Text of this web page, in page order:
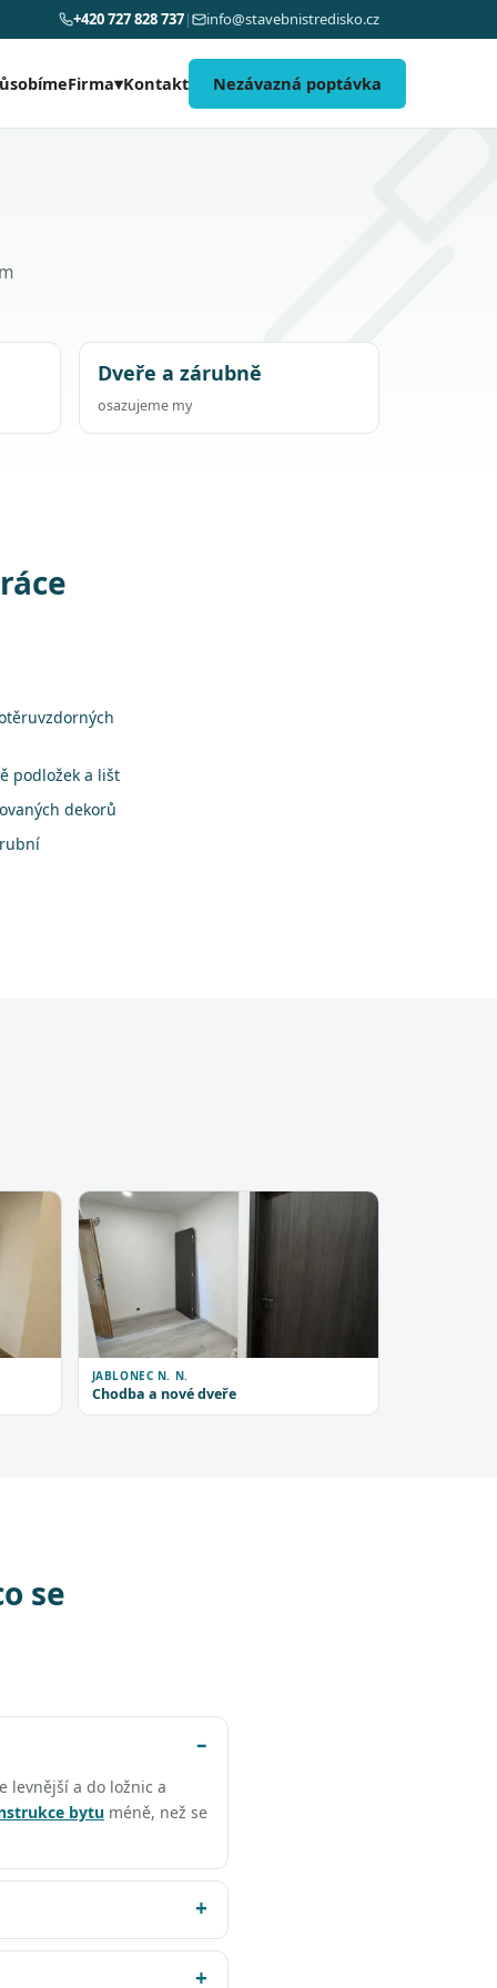
+420 727 828 737| info@stavebnistredisko.cz
Firma▾Kontakt Nezávazná poptávka
Dveře a zárubně
osazujeme my
podložek a lišt
dekorů
JABLONEC N. N.
Chodba a nové dveře
se
levnější a do ložnic a
bytu méně, než se